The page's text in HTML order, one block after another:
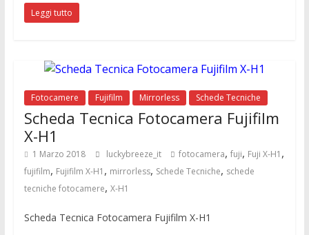
Leggi tutto
Fotocamere Fujifilm Mirrorless Schede Tecniche
Scheda Tecnica Fotocamera Fujifilm
X-H1
1 Marzo 2018 luckybreeze_it fotocamera, fuji, Fuji X-H1 ,
fujifilm, Fujifilm X-H1 , mirrorless, Schede Tecniche, schede
tecniche fotocamere, X-H1
Scheda Tecnica Fotocamera Fujifilm X-H1